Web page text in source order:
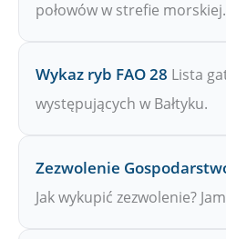
połowów w strefie morskiej.
Wykaz ryb FAO 28 Lista
występujących w Bałtyku.
Zezwolenie
Jak wykupić zezwolenie?